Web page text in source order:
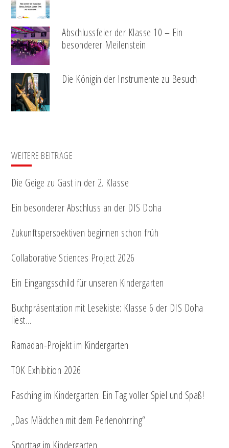
Abschlussfeier der Klasse 10 – Ein
besonderer Meilenstein
Die Königin der Instrumente zu Besuch
WEITERE BEITRÄGE
Die Geige zu Gast in der 2. Klasse
Ein besonderer Abschluss an der DIS Doha
Zukunftsperspektiven beginnen schon früh
Collaborative Sciences Project 2026
Ein Eingangsschild für unseren Kindergarten
Buchpräsentation mit Lesekiste: Klasse 6 der DIS Doha
liest…
Ramadan-Projekt im Kindergarten
TOK Exhibition 2026
Fasching im Kindergarten: Ein Tag voller Spiel und Spaß!
„Das Mädchen mit dem Perlenohrring“
Sporttag im Kindergarten